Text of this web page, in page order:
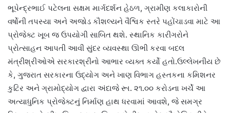
ભૂપેન્દ્રભાઈ પટેલના સક્ષમ માર્ગદર્શન હેઠળ, ગ્રામીણ કલાકારોની
વર્ષોની તપસ્યા અને અજોડ કૌશલ્યને વૈશ્વિક સ્તરે પહોંચાડવા માટે આ
પ્રોજેક્ટ ખૂબ જ ઉપયોગી સાબિત થશે. સ્થાનિક કારીગરોને
પ્રોત્સાહન આપતી આવી સુંદર વ્યવસ્થા ઊભી કરવા બદલ
મંત્રીશ્રીઓએ સરકારશ્રીનો આભાર વ્યક્ત કર્યો હતો.ઉલ્લેખનીય છે
કે, ગુજરાત સરકારના ઉદ્યોગ અને ખાણ વિભાગ હસ્તકના કમિશનર
કુટિર અને ગ્રામોદ્યોગ દ્વારા અંદાજે રૂા. ૨૧.૦૦ કરોડના ખર્ચે આ
અત્યાધુનિક પ્રોજેક્ટનું નિર્માણ હાથ ધરવામાં આવશે, જે સમગ્ર